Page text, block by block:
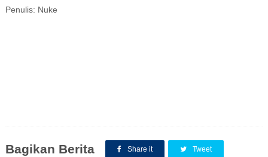
Penulis: Nuke
Bagikan Berita Share it Tweet